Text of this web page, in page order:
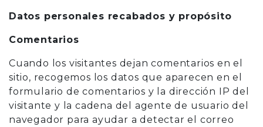
Datos personales recabados y propósito
Comentarios
Cuando los visitantes dejan comentarios en el
sitio, recogemos los datos que aparecen en el
formulario de comentarios y la dirección IP del
visitante y la cadena del agente de usuario del
navegador para ayudar a detectar el correo